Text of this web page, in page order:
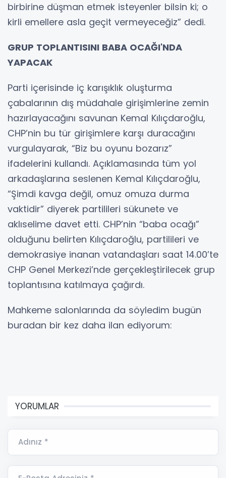
birbirine düşman etmek isteyenler bilsin ki; o
kirli emellere asla geçit vermeyeceğiz” dedi.
GRUP TOPLANTISINI BABA OCAĞI'NDA
YAPACAK
Parti içerisinde iç karışıklık oluşturma
çabalarının dış müdahale girişimlerine zemin
hazırlayacağını savunan Kemal Kılıçdaroğlu,
CHP’nin bu tür girişimlere karşı duracağını
vurgulayarak, “Biz bu oyunu bozarız”
ifadelerini kullandı. Açıklamasında tüm yol
arkadaşlarına seslenen Kemal Kılıçdaroğlu,
“Şimdi kavga değil, omuz omuza durma
vaktidir” diyerek partilileri sükunete ve
aklıselime davet etti. CHP’nin “baba ocağı”
olduğunu belirten Kılıçdaroğlu, partilileri ve
demokrasiye inanan vatandaşları saat 14.00’te
CHP Genel Merkezi’nde gerçekleştirilecek grup
toplantısına katılmaya çağırdı.
Mahkeme salonlarında da söyledim bugün
buradan bir kez daha ilan ediyorum:
YORUMLAR
Adınız *